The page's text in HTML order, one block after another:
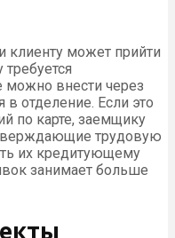
клиенту может прийти
можно внести через
в отделение. Если это
по карте, заемщику
трудовую
их кредитующему
занимает больше